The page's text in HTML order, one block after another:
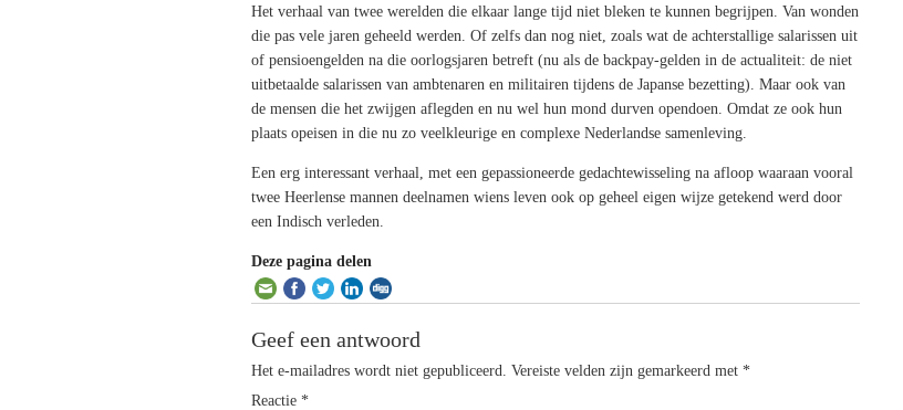
Het verhaal van twee werelden die elkaar lange tijd niet bleken te kunnen begrijpen. Van wonden
die pas vele jaren geheeld werden. Of zelfs dan nog niet, zoals wat de achterstallige salarissen uit
of pensioengelden na die oorlogsjaren betreft (nu als de backpay-gelden in de actualiteit: de niet
uitbetaalde salarissen van ambtenaren en militairen tijdens de Japanse bezetting). Maar ook van
de mensen die het zwijgen aflegden en nu wel hun mond durven opendoen. Omdat ze ook hun
plaats opeisen in die nu zo veelkleurige en complexe Nederlandse samenleving.
Een erg interessant verhaal, met een gepassioneerde gedachtewisseling na afloop waaraan vooral
twee Heerlense mannen deelnamen wiens leven ook op geheel eigen wijze getekend werd door
een Indisch verleden.
Deze pagina delen
Geef een antwoord
Het e-mailadres wordt niet gepubliceerd. Vereiste velden zijn gemarkeerd met *
Reactie *